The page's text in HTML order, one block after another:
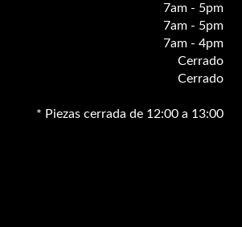
7am - 5pm
7am - 5pm
7am - 4pm
Cerrado
Cerrado
* Piezas cerrada de 12:00 a 13:00